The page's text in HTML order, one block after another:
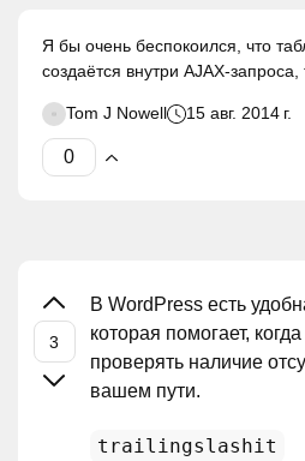
Я бы очень беспокоился, что
создаётся внутри AJAX-запроса,
Tom J Nowell 15 авг. 2014 г.
В WordPress есть
которая помогает,
проверять наличие
вашем пути.
trailingslashit